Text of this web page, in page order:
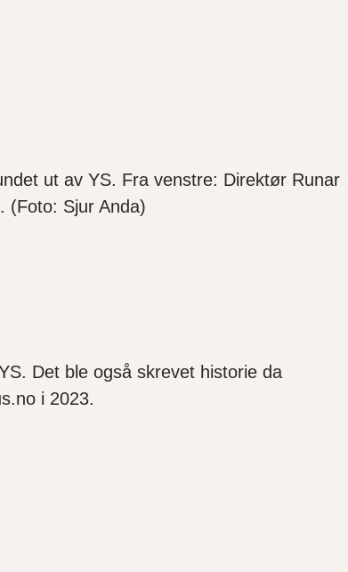
ut av YS. Fra venstre: Direktør Runar
(Foto: Sjur Anda)
Det ble også skrevet historie da
i 2023.